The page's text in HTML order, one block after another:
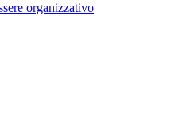
organizzativo